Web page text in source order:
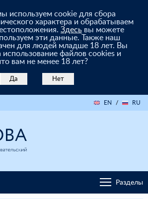
используем cookie для сбора
характера и обрабатываем
Здесь вы можете
эти данные. Также наш
для людей младше 18 лет. Вы
использование файлов cookies и
вам не менее 18 лет?
Да Нет
EN / RU
Разделы